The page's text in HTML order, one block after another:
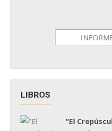
LIBROS
"El